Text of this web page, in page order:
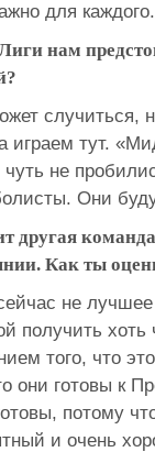
для каждого.
нам
случиться,
играем тут.
не
Они
Как ты
не
получить
того, что
они готовы к
потому
и очень